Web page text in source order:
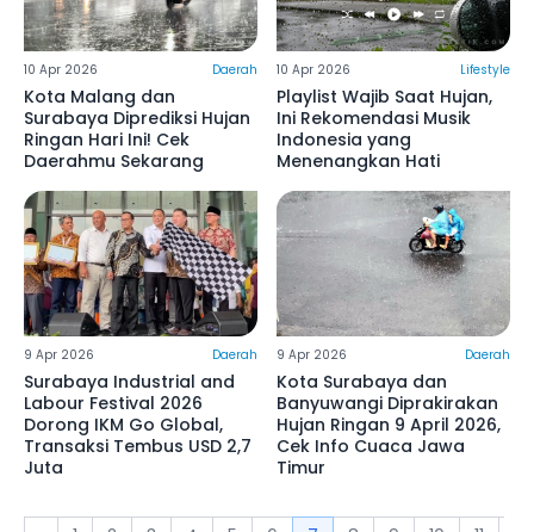
10 Apr 2026 Daerah
Kota Malang dan
Surabaya Diprediksi Hujan
Ringan Hari Ini! Cek
Daerahmu Sekarang
10 Apr 2026 Lifestyle
Playlist Wajib Saat Hujan,
Ini Rekomendasi Musik
Indonesia yang
Menenangkan Hati
9 Apr 2026 Daerah
Surabaya Industrial and
Labour Festival 2026
Dorong IKM Go Global,
Transaksi Tembus USD 2,7
Juta
9 Apr 2026 Daerah
Kota Surabaya dan
Banyuwangi Diprakirakan
Hujan Ringan 9 April 2026,
Cek Info Cuaca Jawa
Timur